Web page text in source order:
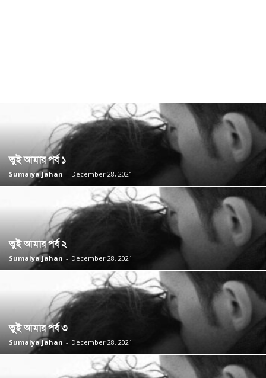
তুই আমার পর্ব ১
Sumaiya Jahan - December 28, 2021
তুই আমার পর্ব ২
Sumaiya Jahan - December 28, 2021
তুই আমার পর্ব ৩
Sumaiya Jahan - December 28, 2021